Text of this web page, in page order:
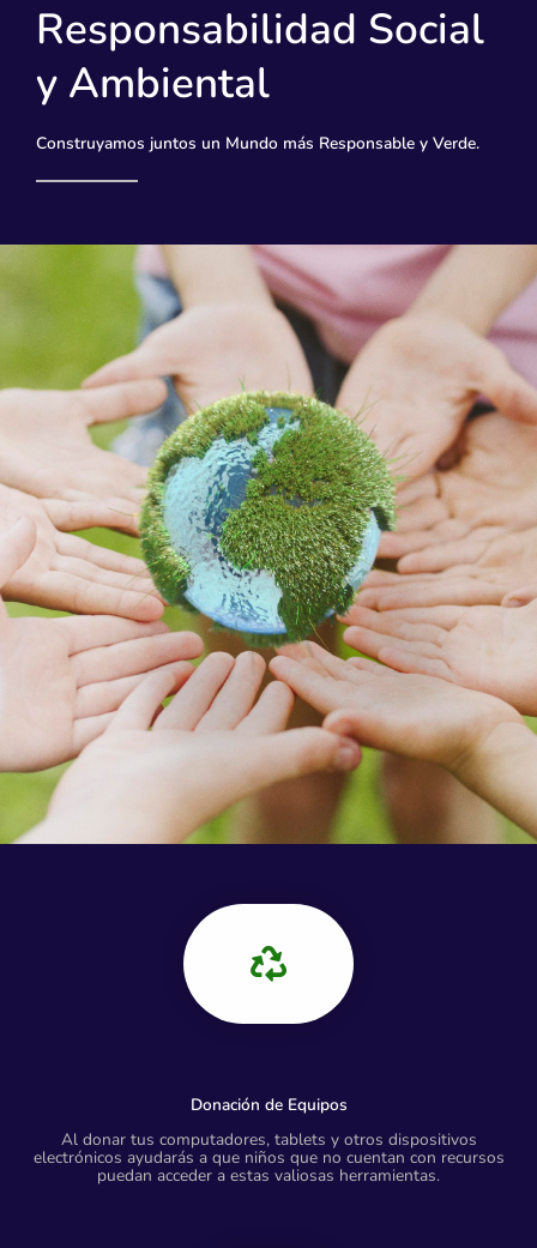
Responsabilidad Social
y Ambiental
Construyamos juntos un Mundo más Responsable y Verde.
Donación de Equipos
Al donar tus computadores, tablets y otros dispositivos
electrónicos ayudarás a que niños que no cuentan con recursos
puedan acceder a estas valiosas herramientas.